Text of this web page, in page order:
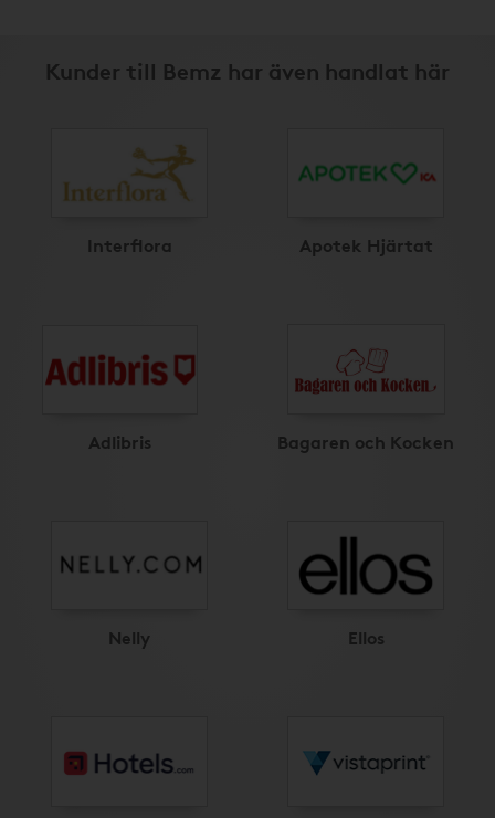
Kunder till Bemz har även handlat här
Interflora Apotek Hjärtat
Adlibris Bagaren och Kocken
Nelly Ellos